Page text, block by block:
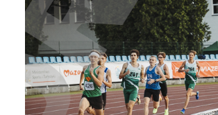
NASZE AKCJE